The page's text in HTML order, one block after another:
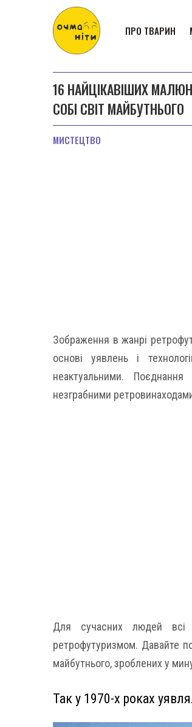
ПРО ТВАРИН
16 НАЙЦІКАВІШИХ
СОБІ СВІТ МАЙБУТНЬОГО
МИСТЕЦТВО
Зображення в жанрі
основі уявлень і
неактуальними.
незграбними
Для сучасних людей всі
ретрофутуризмом. Давайте
майбутнього, зроблених у
Так у 1970-х роках